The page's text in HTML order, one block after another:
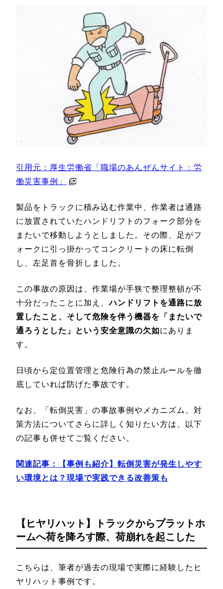
引用元：厚生労働省「職場のあんぜんサイト：労
働災害事例」
製品をトラックに積み込む作業中、作業者は通路
に放置されていたハンドリフトのフォーク部分を
またいで移動しようとしました。その際、足がフ
ォークに引っ掛かってコンクリートの床に転倒
し、左足首を骨折しました。
この事故の原因は、作業場が手狭で整理整頓が不
十分だったことに加え、ハンドリフトを通路に放
置したこと、そして危険を伴う機器を「またいで
通ろうとした」という安全意識の欠如にありま
す。
日頃から定位置管理と危険行為の禁止ルールを徹
底していれば防げた事故です。
なお、「転倒災害」の事故事例やメカニズム、対
策方法についてさらに詳しく知りたい方は、以下
の記事も併せてご覧ください。
関連記事：【事例も紹介】転倒災害が発生しやす
い環境とは？現場で実践できる改善策も
【ヒヤリハット】トラックからプラットホ
ームへ荷を降ろす際、荷崩れを起こした
こちらは、筆者が過去の現場で実際に経験したヒ
ヤリハット事例です。